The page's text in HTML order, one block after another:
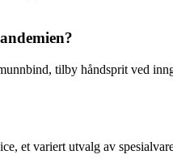
tilby håndsprit ved
et variert utvalg av